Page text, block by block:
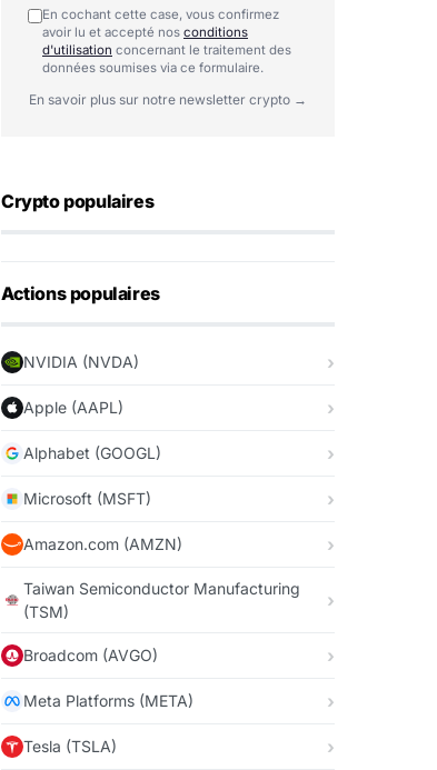
En cochant cette case, vous confirmez
avoir lu et accepté nos conditions
d'utilisation concernant le traitement des
données soumises via ce formulaire.
En savoir plus sur notre newsletter crypto →
Crypto populaires
Actions populaires
NVIDIA (NVDA)
Apple (AAPL)
Alphabet (GOOGL)
Microsoft (MSFT)
Amazon.com (AMZN)
Taiwan Semiconductor Manufacturing
(TSM)
Broadcom (AVGO)
Meta Platforms (META)
Tesla (TSLA)